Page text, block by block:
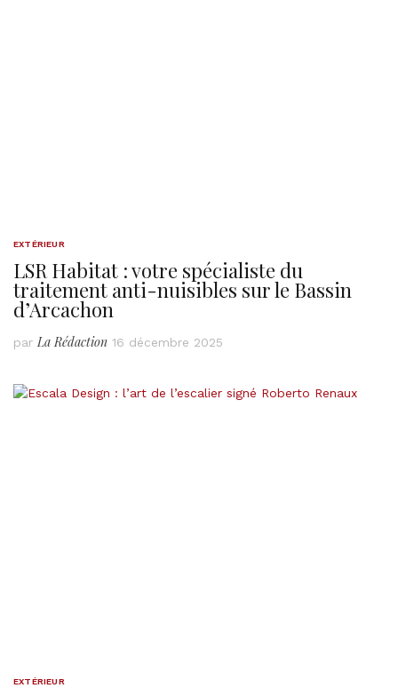
EXTÉRIEUR
LSR Habitat : votre spécialiste du
traitement anti-nuisibles sur le Bassin
d’Arcachon
parLa Rédaction 16 décembre 2025
EXTÉRIEUR